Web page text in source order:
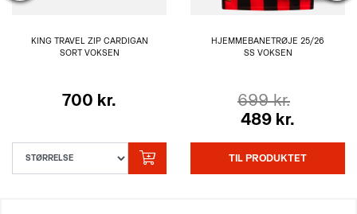
KING TRAVEL ZIP CARDIGAN
SORT VOKSEN
700 kr.
HJEMMEBANETRØJE 25/26
SS VOKSEN
699 kr.
489 kr.
TIL PRODUKTET